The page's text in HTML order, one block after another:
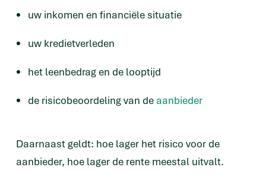
uw inkomen en financiële situatie
uw kredietverleden
het leenbedrag en de looptijd
de risicobeoordeling van de aanbieder
Daarnaast geldt: hoe lager het risico voor de
aanbieder, hoe lager de rente meestal uitvalt.